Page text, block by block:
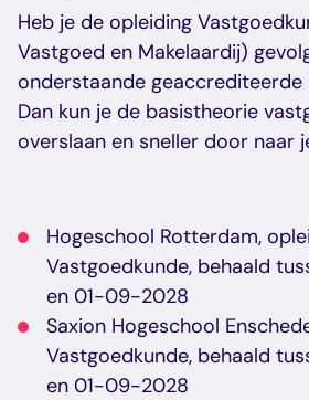
Heb je de opleiding
Vastgoed en Makelaardij)
onderstaande
Dan kun je de basistheorie
overslaan en sneller door naar
Hogeschool Rotterdam,
Vastgoedkunde, behaald
en 01-09-2028
Saxion Hogeschool
Vastgoedkunde, behaald
en 01-09-2028